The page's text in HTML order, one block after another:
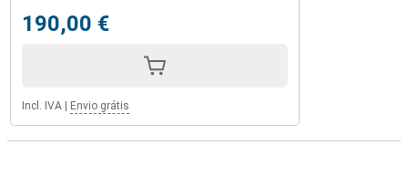
190,00 €
Incl. IVA Envio grátis